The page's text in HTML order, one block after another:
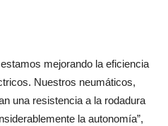
mejorando la eficiencia
Nuestros neumáticos,
una resistencia a la rodadura
la autonomía”,